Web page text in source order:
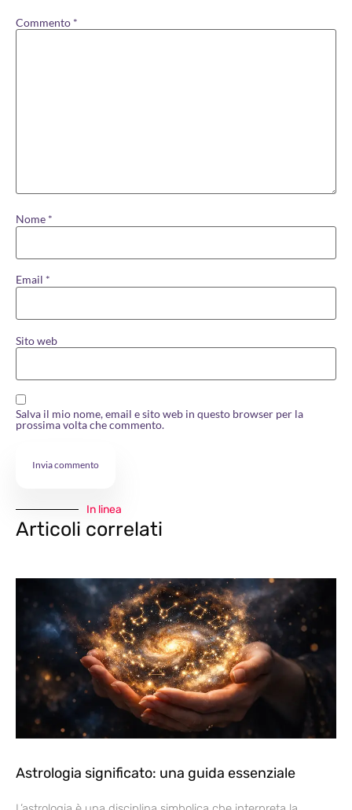
Commento *
Nome *
Email *
Sito web
Salva il mio nome, email e sito web in questo browser per la
prossima volta che commento.
In linea
Articoli correlati
Astrologia significato: una guida essenziale